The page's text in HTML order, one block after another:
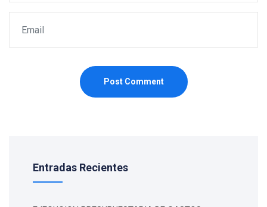
Post Comment
Entradas Recientes